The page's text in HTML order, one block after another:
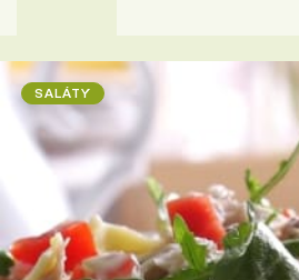
SALÁTY